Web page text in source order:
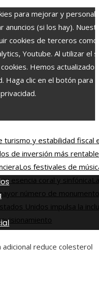
para mejorar y
anuncios (si los hay).
cookies de terceros como
Youtube. Al utilizar el
Hemos actualizado
Haga clic en el botón para
turismo y estabilidad fiscal
de inversión más
Los festivales de
esencia coral y sinfónica
número de
Unidos impulsa la
reduce colesterol